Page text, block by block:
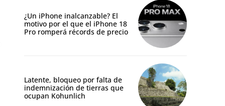
¿Un iPhone inalcanzable? El
motivo por el que el iPhone 18
Pro romperá récords de precio
Latente, bloqueo por falta de
indemnización de tierras que
ocupan Kohunlich